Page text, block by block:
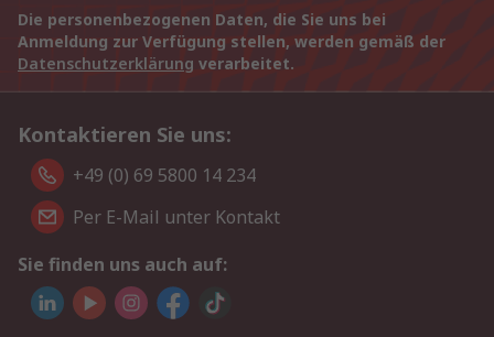
Die personenbezogenen Daten, die Sie uns bei
Anmeldung zur Verfügung stellen, werden gemäß der
Datenschutzerklärung verarbeitet.
Kontaktieren Sie uns:
+49 (0) 69 5800 14 234
Per E-Mail unter Kontakt
Sie finden uns auch auf: